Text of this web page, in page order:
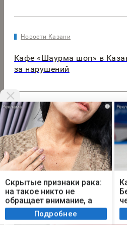
Новости Казани
Кафе «Шаурма шоп» в
за нарушений
Авто
Авто компании Европы
Париж захотел выпускать
Мы используем cookie. Во
вы соглашаетесь с тем, что
ваши персональные данные
метрик Яндекс Метрика,
Я согласен
i
Скрытые признаки рака:
на такое никто не
обращает внимание, а
зря!
Подробнее